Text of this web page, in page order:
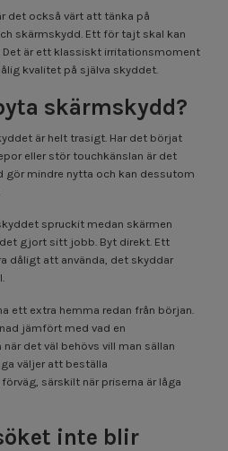
det också värt att tänka på
skärmskydd. Ett för tajt skal kan
Det är ett klassiskt irritationsmoment
kvalitet på själva skyddet.
skärmskydd?
är helt trasigt. Har det börjat
eller stör touchkänslan är det
gör mindre nytta och kan dessutom
spruckit medan skärmen
gjort sitt jobb. Byt direkt. Ett
dåligt att använda, det skyddar
ett extra hemma redan från början.
jämfört med vad en
det väl behövs vill man sällan
väljer att beställa
särskilt när priserna är låga
inte blir